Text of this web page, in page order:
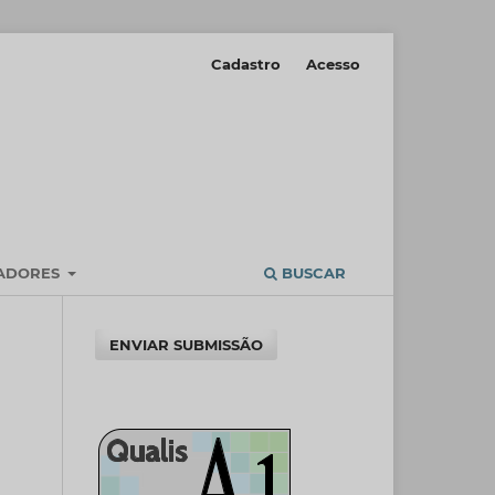
BUSCAR
Cadastro Acesso
ENVIAR SUBMISSÃO